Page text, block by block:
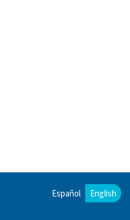
Español English